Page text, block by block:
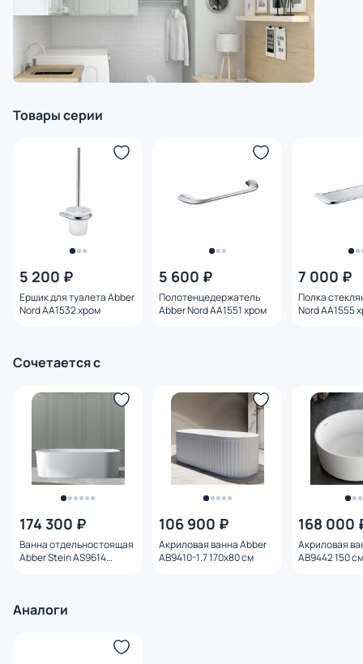
Товары серии
5 200 ₽
Ершик для туалета Abber
Nord AA1532 хром
5 600 ₽
Полотенцедержатель
Abber Nord AA1551 хром
7 000 ₽
Полка
Nord AA1555
Сочетается с
174 300 ₽
Ванна отдельностоящая
Abber Stein AS9614
106 900 ₽
Акриловая ванна Abber
AB9410-1.7 170х80 см
168 000
Акриловая
AB9442 150 см
Аналоги